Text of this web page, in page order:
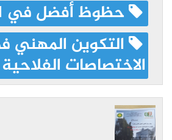
حظوظ أفضل في
التكوين المهني
الاختصاصات الفلاحية